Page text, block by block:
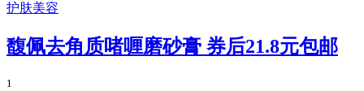
护肤美容
馥佩去角质啫喱磨砂膏 券后21.8元包邮
1